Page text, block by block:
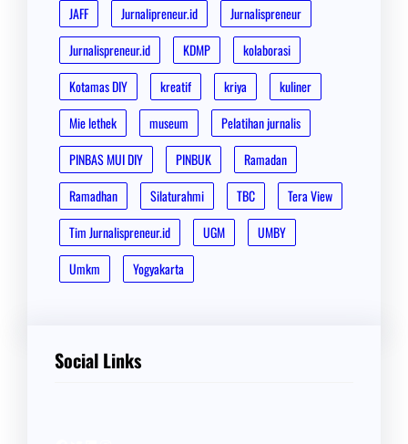
JAFF
Jurnalipreneur.id
Jurnalispreneur
Jurnalispreneur.id
KDMP
kolaborasi
Kotamas DIY
kreatif kriya
kuliner
Mie lethek
museum
Pelatihan jurnalis
PINBAS MUI DIY
PINBUK
Ramadan
Ramadhan
Silaturahmi TBC
Tera View
Tim Jurnalispreneur.id
UGM
UMBY
Umkm
Yogyakarta
Social Links